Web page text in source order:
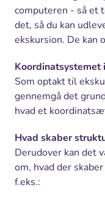
computeren - så et
det, så du kan
ekskursion. De kan
Koordinatsystemet
Som optakt til
gennemgå det
hvad et
Hvad skaber
Derudover kan det
om, hvad der
f.eks.: